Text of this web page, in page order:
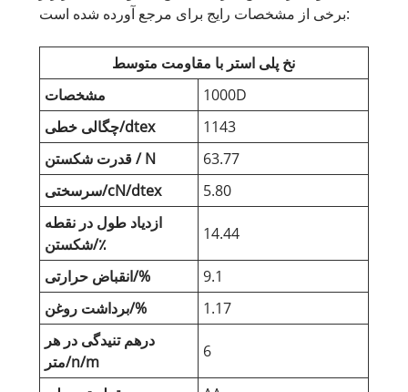
برخی از مشخصات رایج برای مرجع آورده شده است:
نخ پلی استر با مقاومت متوسط
مشخصات
1000D
چگالی خطی/dtex
1143
قدرت شکستن / N
63.77
سرسختی/cN/dtex
5.80
ازدیاد طول در نقطه
شکستن/٪
14.44
انقباض حرارتی/%
9.1
برداشت روغن/%
1.17
درهم تنیدگی در هر
متر/n/m
6